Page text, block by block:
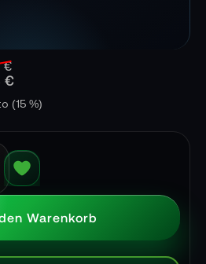
€
€
(15 %)
Warenkorb